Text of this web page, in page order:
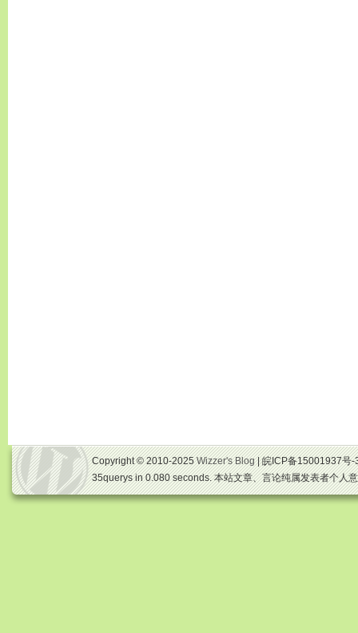
Copyright © 2010-2025Wizzer's Blog| 皖ICP备15001937号
35querys in 0.080 seconds. 本站文章、言论纯属发表者个人